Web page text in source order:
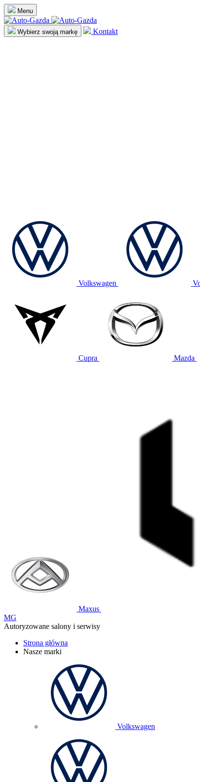
Menu
Wybierz swoją markę Kontakt
Volkswagen
Cupra Mazda
Maxus
MG
Autoryzowane salony i serwisy
Strona główna
Nasze marki
Volkswagen